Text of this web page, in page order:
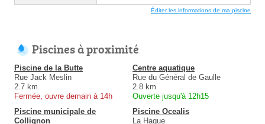
Éditer les informations de ma piscine
Piscines à proximité
Piscine de la Butte
Rue Jack Meslin
2.7 km
Fermée, ouvre demain à 14h
Centre aquatique
Rue du Général de Gaulle
2.8 km
Ouverte jusqu'à 12h15
Piscine municipale de
Collignon
Piscine Ocealis
La Hague